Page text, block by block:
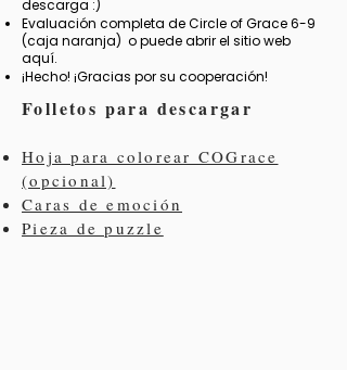
descarga :)
Evaluación completa de Circle of Grace 6-9
(caja naranja) o puede abrir el sitio web
aquí.
¡Hecho! ¡Gracias por su cooperación!
Folletos para descargar
Hoja para colorear COGrace
(opcional)
Caras de emoción
Pieza de puzzle